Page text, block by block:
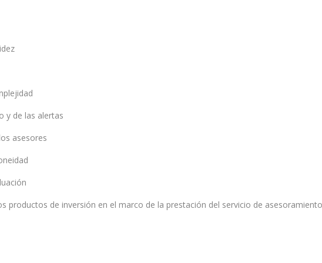
y de las alertas
asesores
productos de inversión en el marco de la prestación del servicio de asesoramiento